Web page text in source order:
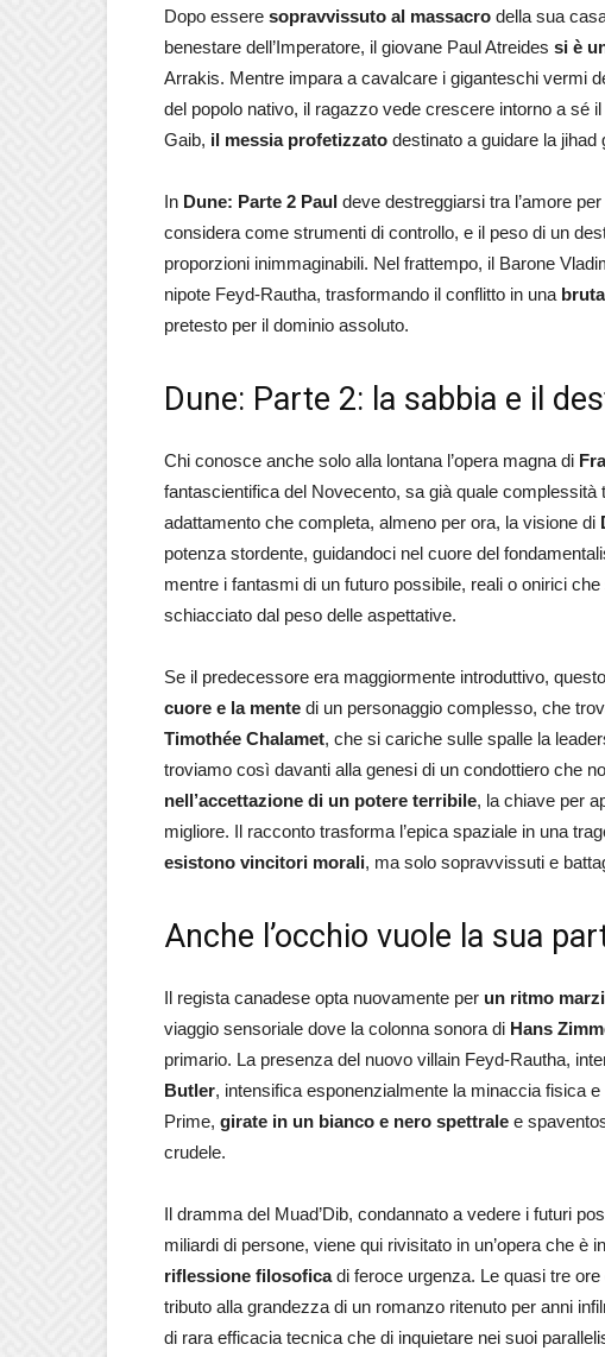
Dopo essere sopravvissuto al massacro della sua
benestare dell’Imperatore, il giovane Paul Atreides si è
Arrakis. Mentre impara a cavalcare i giganteschi vermi
del popolo nativo, il ragazzo vede crescere intorno a sé
Gaib, il messia profetizzato destinato a guidare la jihad
In Dune: Parte 2 Paul deve destreggiarsi tra l’amore
considera come strumenti di controllo, e il peso di un
proporzioni inimmaginabili. Nel frattempo, il Barone
nipote Feyd-Rautha, trasformando il conflitto in una
pretesto per il dominio assoluto.
Dune: Parte 2: la sabbia e il
Chi conosce anche solo alla lontana l’opera magna di
fantascientifica del Novecento, sa già quale
adattamento che completa, almeno per ora, la visione di
potenza stordente, guidandoci nel cuore del
mentre i fantasmi di un futuro possibile, reali o onirici
schiacciato dal peso delle aspettative.
Se il predecessore era maggiormente introduttivo,
cuore e la mente di un personaggio complesso, che
Timothée Chalamet, che si cariche sulle spalle la
troviamo così davanti alla genesi di un condottiero che
nell’accettazione di un potere terribile, la chiave per
migliore. Il racconto trasforma l’epica spaziale in una
esistono vincitori morali, ma solo sopravvissuti e
Anche l’occhio vuole la sua
Il regista canadese opta nuovamente per un ritmo
viaggio sensoriale dove la colonna sonora di Hans
primario. La presenza del nuovo villain Feyd-Rautha,
Butler, intensifica esponenzialmente la minaccia fisica
Prime, girate in un bianco e nero spettrale e
crudele.
Il dramma del Muad’Dib, condannato a vedere i futuri
miliardi di persone, viene qui rivisitato in un’opera che è
riflessione filosoficadi feroce urgenza. Le quasi tre
tributo alla grandezza di un romanzo ritenuto per anni
di rara efficacia tecnica che di inquietare nei suoi